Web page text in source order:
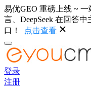
易优GEO 重磅上线 ~
言、DeepSeek 在回答
口！
点击查看
登录
注册